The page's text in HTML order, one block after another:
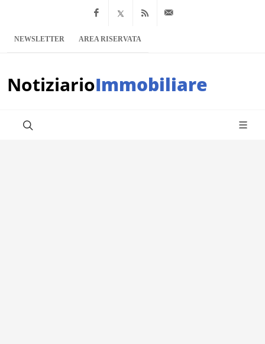
Facebook
x.com Feed RSS
NEWSLETTER AREA RISERVATA
NotiziarioImmobiliare